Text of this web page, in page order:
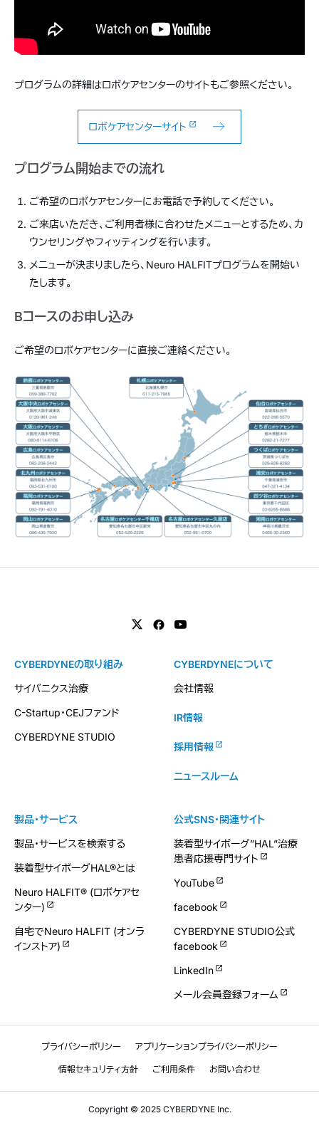
プログラムの詳細はロボケアセンターのサイトもご参照ください。
ロボケアセンターサイト
プログラム開始までの流れ
ご希望のロボケアセンターにお電話で予約してください。
ご来店いただき、ご利用者様に合わせたメニューとするため、カ
ウンセリングやフィッティングを行います。
メニューが決まりましたら、Neuro HALFITプログラムを開始い
たします。
Bコースのお申し込み
ご希望のロボケアセンターに直接ご連絡ください。
製品・サービス
製品・サービスを検索する
装着型サイボーグHAL®とは
Neuro HALFIT® (ロボケアセ
ンター)
自宅でNeuro HALFIT (オンラ
インストア)
CYBERDYNEの取り組み
サイバニクス治療
C-Startup・CEJファンド
CYBERDYNE STUDIO
CYBERDYNEについて
会社情報
IR情報
採用情報
ニュースルーム
公式SNS・関連サイト
装着型サイボーグ”HAL”治療
患者応援専門サイト
YouTube
facebook
CYBERDYNE STUDIO公式
facebook
LinkedIn
メール会員登録フォーム
プライバシーポリシー アプリケーションプライバシーポリシー
情報セキュリティ方針 ご利用条件 お問い合わせ
Copyright © 2025 CYBERDYNE Inc.